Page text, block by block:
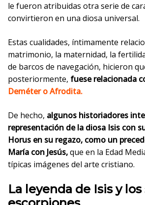
le fueron atribuidas otra serie de
convirtieron en una diosa universal.
Estas cualidades, íntimamente
matrimonio, la maternidad, la
de barcos de navegación, hicieron
posteriormente, fuese relacionada
Deméter o Afrodita.
De hecho, algunos historiadores
representación de la diosa Isis con
Horus en su regazo, como un
María con Jesús,que en la Edad
típicas imágenes del arte cristiano.
La leyenda de Isis y